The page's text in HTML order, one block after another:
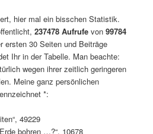
hier mal ein bisschen Statistik.
237478 Aufrufe von99784
ersten 30 Seiten und Beiträge
Ihr in der Tabelle. Man beachte:
wegen ihrer zeitlich geringeren
Meine ganz persönlichen
*:
49229
bohren …?“, 10678